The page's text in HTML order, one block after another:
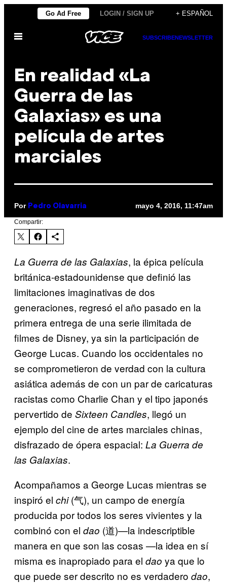
contenido
Go Ad Free LOGIN / SIGN UP + ESPAÑOL
Abrir
SUBSCRIBENEWSLETTER
En realidad «La
Guerra de las
Galaxias» es una
película de artes
marciales
Por Pedro Olavarria mayo 4, 2016, 11:47am
Compartir:
La Guerra de las Galaxias, la épica película
británica-estadounidense que definió las
limitaciones imaginativas de dos
generaciones, regresó el año pasado en la
primera entrega de una serie ilimitada de
filmes de Disney, ya sin la participación de
George Lucas. Cuando los occidentales no
se comprometieron de verdad con la cultura
asiática además de con un par de caricaturas
racistas como Charlie Chan y el tipo japonés
pervertido de Sixteen Candles, llegó un
ejemplo del cine de artes marciales chinas,
disfrazado de ópera espacial: La Guerra de
las Galaxias.
Acompañamos a George Lucas mientras se
inspiró el chi(气), un campo de energía
producida por todos los seres vivientes y la
combinó con el dao (道)—la indescriptible
manera en que son las cosas —la idea en sí
misma es inapropiado para el dao ya que lo
que puede ser descrito no es verdadero dao,